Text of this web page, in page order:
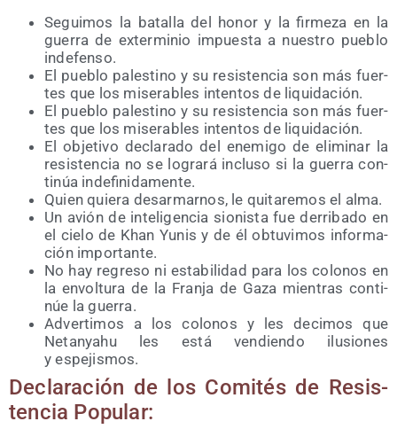
Segui­mos la bata­lla del honor y la fir­me­za en la
gue­rra de exter­mi­nio impues­ta a nues­tro pue­blo
indefenso.
El pue­blo pales­tino y su resis­ten­cia son más fuer­
tes que los mise­ra­bles inten­tos de liquidación.
El pue­blo pales­tino y su resis­ten­cia son más fuer­
tes que los mise­ra­bles inten­tos de liquidación.
El obje­ti­vo decla­ra­do del enemi­go de eli­mi­nar la
resis­ten­cia no se logra­rá inclu­so si la gue­rra con­
ti­núa indefinidamente.
Quien quie­ra des­ar­mar­nos, le qui­ta­re­mos el alma.
Un avión de inte­li­gen­cia sio­nis­ta fue derri­ba­do en
el cie­lo de Khan Yunis y de él obtu­vi­mos infor­ma­
ción importante.
No hay regre­so ni esta­bi­li­dad para los colo­nos en
la envol­tu­ra de la Fran­ja de Gaza mien­tras con­ti­
núe la guerra.
Adver­ti­mos a los colo­nos y les deci­mos que
Netan­yahu les está ven­dien­do ilu­sio­nes
y espejismos.
Decla­ra­ción de los Comi­tés de Resis­
ten­cia Popular: